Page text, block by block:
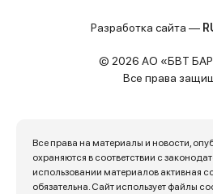
Разработка сайта —
© 2026 АО «БВТ
Все права
Все права на материалы и новости,
охраняются в соответствии с
использовании материалов активная
обязательна. Сайт использует файлы